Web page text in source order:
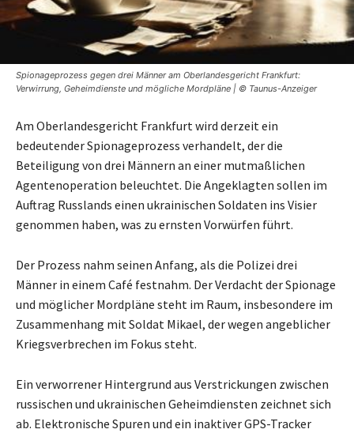
Spionageprozess gegen drei Männer am Oberlandesgericht Frankfurt:
Verwirrung, Geheimdienste und mögliche Mordpläne | © Taunus-Anzeiger
Am Oberlandesgericht Frankfurt wird derzeit ein
bedeutender Spionageprozess verhandelt, der die
Beteiligung von drei Männern an einer mutmaßlichen
Agentenoperation beleuchtet. Die Angeklagten sollen im
Auftrag Russlands einen ukrainischen Soldaten ins Visier
genommen haben, was zu ernsten Vorwürfen führt.
Der Prozess nahm seinen Anfang, als die Polizei drei
Männer in einem Café festnahm. Der Verdacht der Spionage
und möglicher Mordpläne steht im Raum, insbesondere im
Zusammenhang mit Soldat Mikael, der wegen angeblicher
Kriegsverbrechen im Fokus steht.
Ein verworrener Hintergrund aus Verstrickungen zwischen
russischen und ukrainischen Geheimdiensten zeichnet sich
ab. Elektronische Spuren und ein inaktiver GPS-Tracker